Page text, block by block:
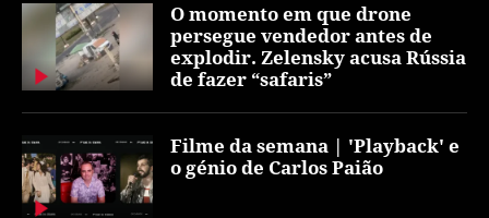
O momento em que drone
persegue vendedor antes de
explodir. Zelensky acusa Rússia
de fazer “safaris”
Filme da semana | 'Playback' e
o génio de Carlos Paião